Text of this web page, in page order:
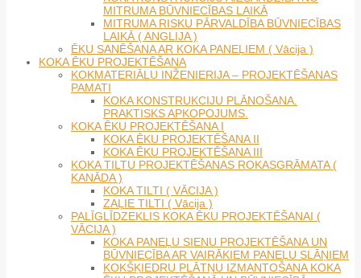
MITRUMA BŪVNIECĪBAS LAIKĀ
MITRUMA RISKU PĀRVALDĪBA BŪVNIECĪBAS
LAIKĀ ( ANGLIJA )
ĒKU SANĒŠANA AR KOKA PANEĻIEM ( Vācija )
KOKA ĒKU PROJEKTĒŠANA
KOKMATERIĀLU INŽENIERIJA – PROJEKTĒŠANAS
PAMATI
KOKA KONSTRUKCIJU PLĀNOŠANA.
PRAKTISKS APKOPOJUMS.
KOKA ĒKU PROJEKTĒŠANA I
KOKA ĒKU PROJEKTĒŠANA II
KOKA ĒKU PROJEKTĒŠANA III
KOKA TILTU PROJEKTĒŠANAS ROKASGRĀMATA (
KANĀDA )
KOKA TILTI ( VĀCIJA )
ZAĻIE TILTI ( Vācija )
PALĪGLĪDZEKLIS KOKA ĒKU PROJEKTĒŠANAI (
VĀCIJA )
KOKA PANEĻU SIENU PROJEKTĒŠANA UN
BŪVNIECĪBA AR VAIRĀKIEM PANEĻU SLĀŅIEM
KOKŠĶIEDRU PLĀTŅU IZMANTOŠANA KOKA